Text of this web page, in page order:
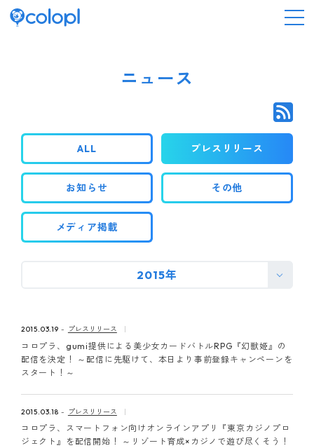
IR情報
採用情報
ピンマーク
ニュース
ALL プレスリリース
お知らせ その他
メディア掲載
2015年
2015.03.19 プレスリリース
コロプラ、gumi提供による美少女カードバトルRPG『幻獣姫』の
配信を決定！ ～配信に先駆けて、本日より事前登録キャンペーンを
スタート！～
2015.03.18 プレスリリース
コロプラ、スマートフォン向けオンラインアプリ『東京カジノプロ
ジェクト』を配信開始！ ～リゾート育成×カジノで遊び尽くそう！